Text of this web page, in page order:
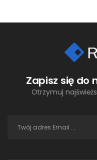
Zapisz się do
Otrzymuj